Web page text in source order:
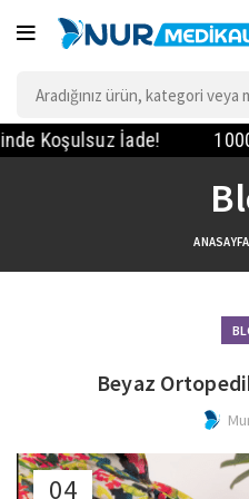
İade! 1000TL
ANASAYFA
Beyaz
04